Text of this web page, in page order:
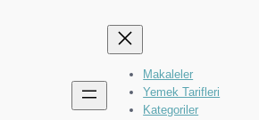
Makaleler
Yemek Tarifleri
Kategoriler